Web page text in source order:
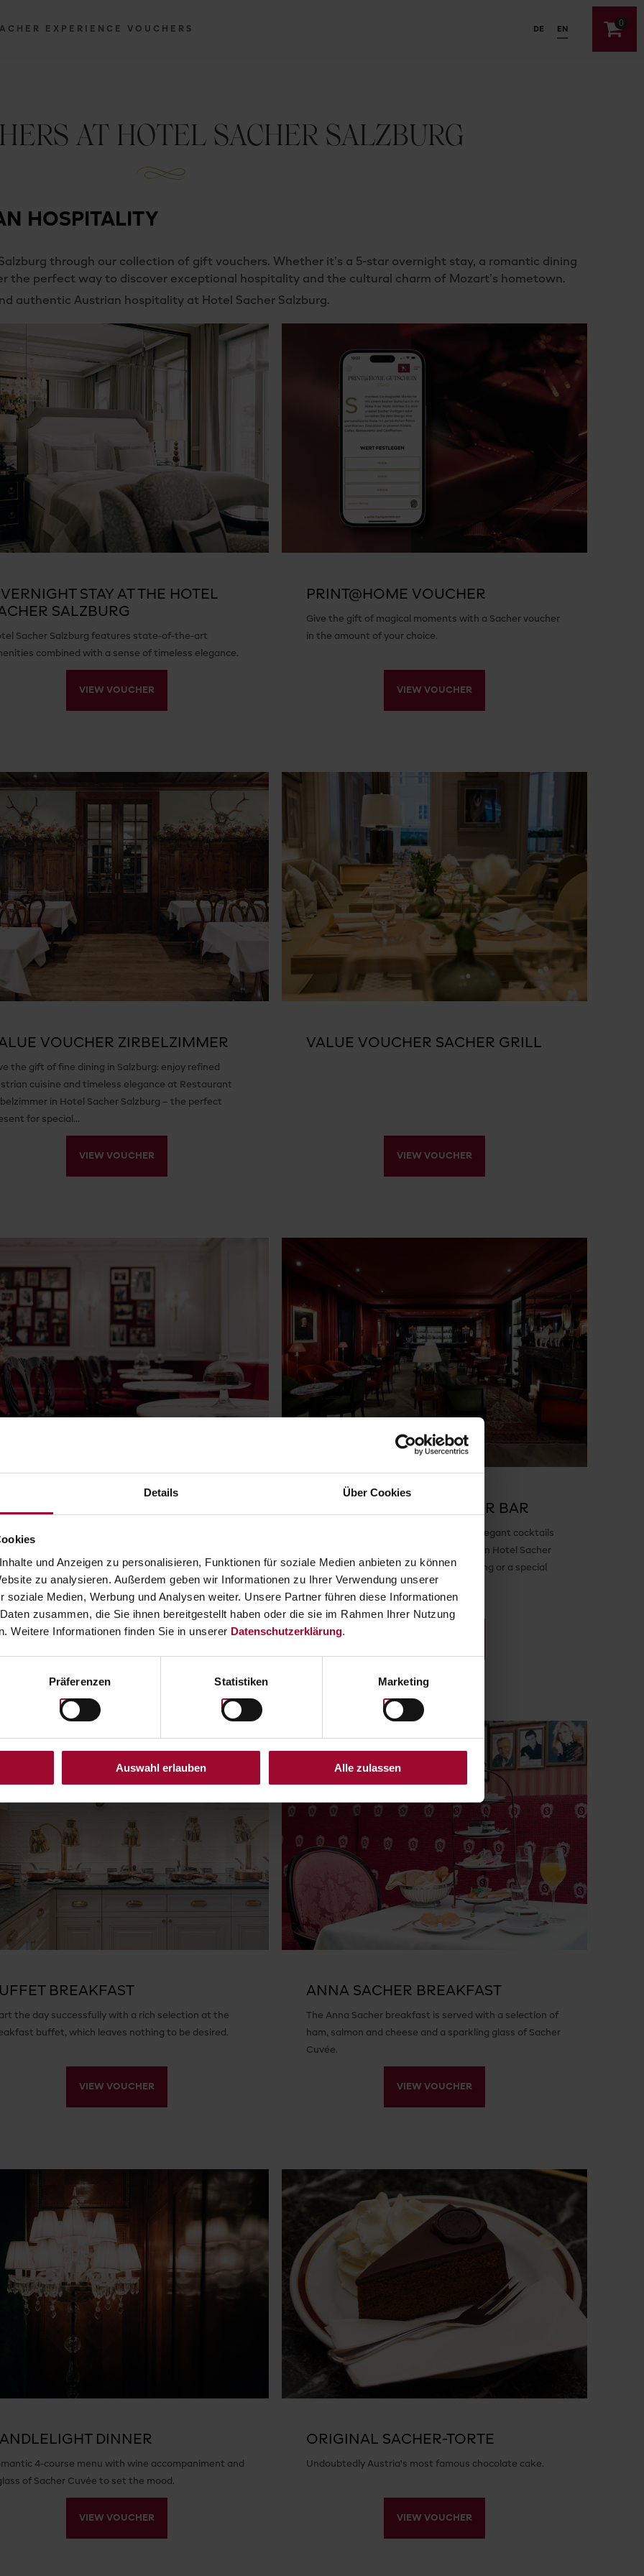
Details Über Cookies
und Anzeigen zu personalisieren, Funktionen für soziale Medien anbieten zu können
zu analysieren. Außerdem geben wir Informationen zu Ihrer Verwendung unserer
soziale Medien, Werbung und Analysen weiter. Unsere Partner führen diese Informationen
zusammen, die Sie ihnen bereitgestellt haben oder die sie im Rahmen Ihrer Nutzung
Weitere Informationen finden Sie in unserer Datenschutzerklärung.
Präferenzen Statistiken Marketing
Auswahl erlauben Alle zulassen
EXPERIENCE VOUCHERS DE EN
0
AT HOTEL SACHER SALZBURG
HOSPITALITY
through our collection of gift vouchers. Whether it’s a 5-star overnight stay, a romantic dining
the perfect way to discover exceptional hospitality and the cultural charm of Mozart’s hometown.
authentic Austrian hospitality at Hotel Sacher Salzburg.
STAY AT THE HOTEL
SALZBURG
Sacher Salzburg features state-of-the-art
combined with a sense of timeless elegance.
VIEW VOUCHER
PRINT@HOME VOUCHER
Give the gift of magical moments with a Sacher voucher
in the amount of your choice.
VIEW VOUCHER
VOUCHER ZIRBELZIMMER
the gift of fine dining in Salzburg: enjoy refined
cuisine and timeless elegance at Restaurant
in Hotel Sacher Salzburg – the perfect
for special…
VIEW VOUCHER
VALUE VOUCHER SACHER GRILL
VIEW VOUCHER
VOUCHER CAFÉ SACHER
– from breakfast to the iconic Original Sacher-
, experience authentic elegance and sweet
VALUE VOUCHER SACHER BAR
Give the gift of style and taste: enjoy elegant cocktails
and warm ambiance at the Sacher Bar in Hotel Sacher
Salzburg – perfect for a romantic evening or a special
celebration.
BREAKFAST
the day successfully with a rich selection at the
buffet, which leaves nothing to be desired.
VIEW VOUCHER
ANNA SACHER BREAKFAST
The Anna Sacher breakfast is served with a selection of
ham, salmon and cheese and a sparkling glass of Sacher
Cuvée.
VIEW VOUCHER
DINNER
4-course menu with wine accompaniment and
of Sacher Cuvée to set the mood.
VIEW VOUCHER
ORIGINAL SACHER-TORTE
Undoubtedly Austria's most famous chocolate cake.
VIEW VOUCHER